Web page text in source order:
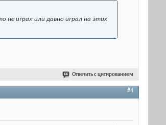
не играл или давно играл на этих
Ответить с цитированием
#4